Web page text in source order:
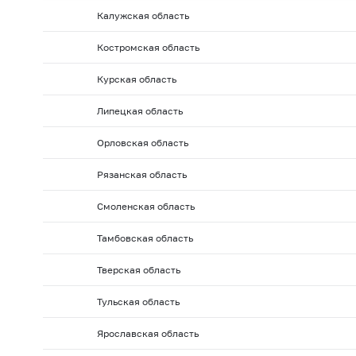
2008 г.: на 01.10
2008 г.: на 01.09
2008 г.: на 01.02
2008 г.: на 01.01
2005 г.: на 01.06
2005 г.: на 01.05
2004 г.: на 01.10
2004 г.: на 01.09
2002 г.: на 01.02
2002 г.: на 01.01
2001 г.: на 01.06
2001 г.: на 01.05
Калужская область
Костромская область
Курская область
Липецкая область
Орловская область
Рязанская область
Смоленская область
Тамбовская область
Тверская область
Тульская область
Ярославская область